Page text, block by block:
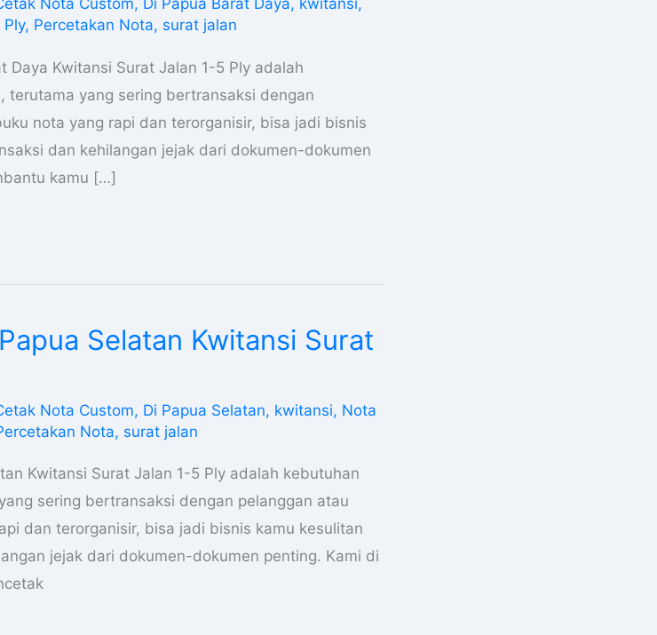
Nota Custom, Di Papua Barat Daya, kwitansi,
, Percetakan Nota, surat jalan
Daya Kwitansi Surat Jalan 1-5 Ply adalah
terutama yang sering bertransaksi dengan
nota yang rapi dan terorganisir, bisa jadi bisnis
dan kehilangan jejak dari dokumen-dokumen
kamu […]
Selatan Kwitansi Surat
Nota Custom, Di Papua Selatan, kwitansi, Nota
Nota, surat jalan
Kwitansi Surat Jalan 1-5 Ply adalah kebutuhan
sering bertransaksi dengan pelanggan atau
dan terorganisir, bisa jadi bisnis kamu kesulitan
jejak dari dokumen-dokumen penting. Kami di